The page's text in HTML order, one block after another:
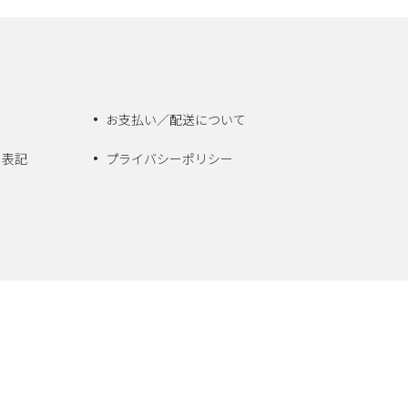
お支払い／配送について
記 プライバシーポリシー